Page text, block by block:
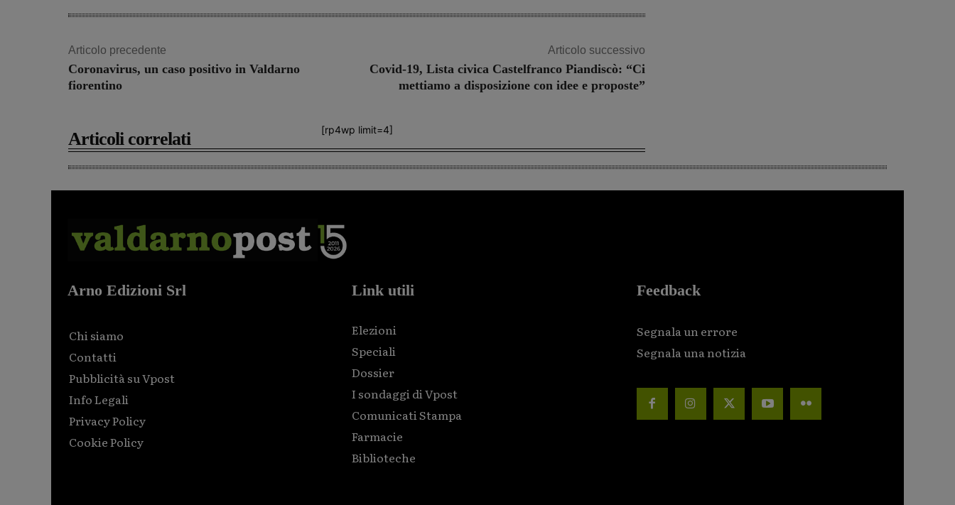
Articolo precedente
Coronavirus, un caso positivo in Valdarno
fiorentino
Articolo successivo
Covid-19, Lista civica Castelfranco Piandiscò: “Ci
mettiamo a disposizione con idee e proposte”
[rp4wp limit=4]
Articoli correlati
Arno Edizioni Srl
Chi siamo
Contatti
Pubblicità su Vpost
Info Legali
Privacy Policy
Cookie Policy
Link utili
Elezioni
Speciali
Dossier
I sondaggi di Vpost
Comunicati Stampa
Farmacie
Biblioteche
Feedback
Segnala un errore
Segnala una notizia